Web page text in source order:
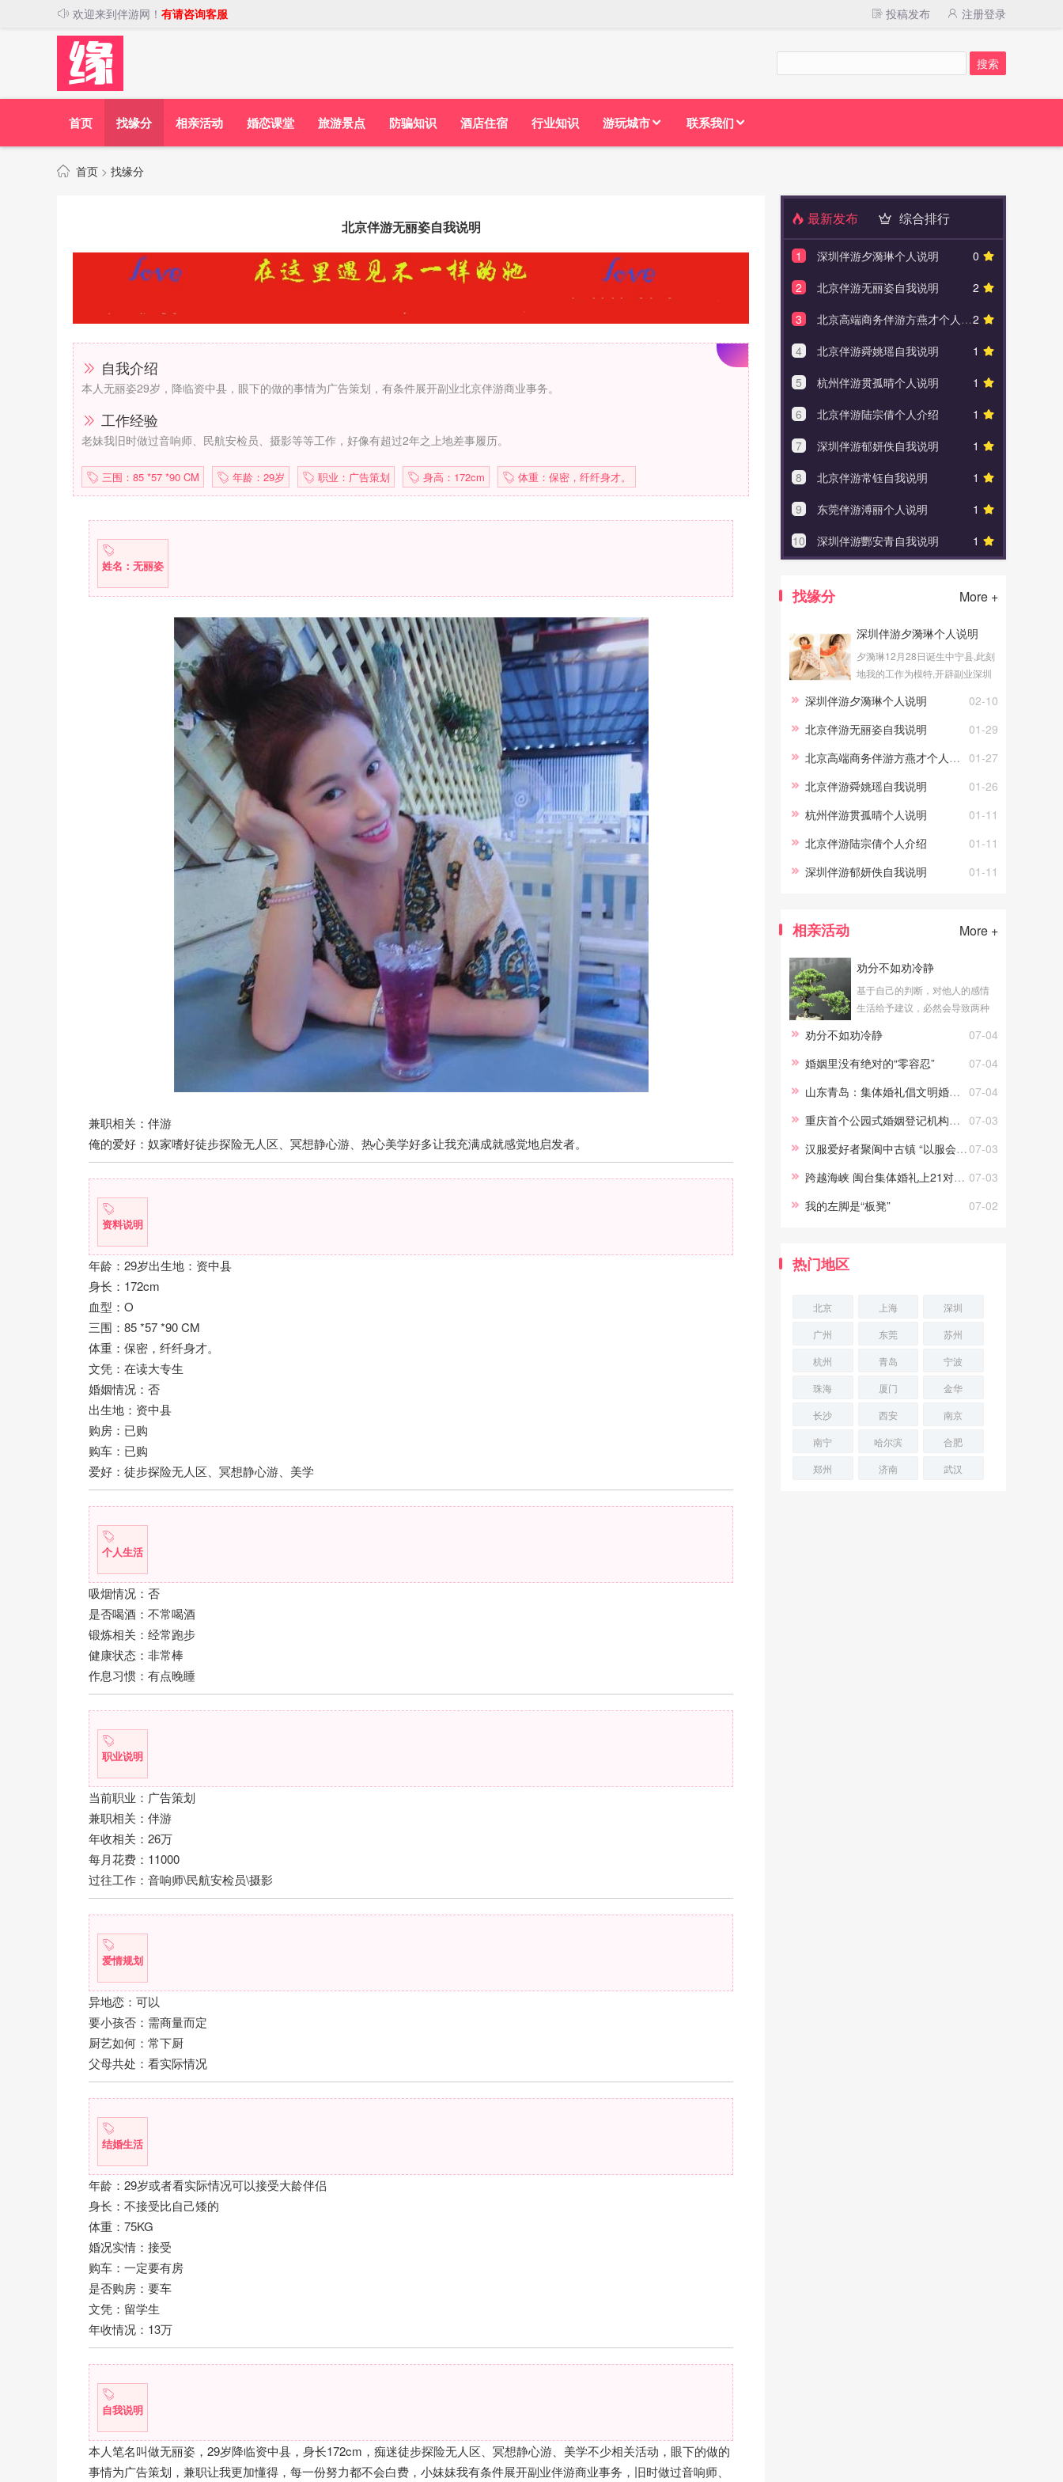
欢迎来到伴游网！ 有请咨询客服 投稿发布 注册登录
首页 找缘分 相亲活动 婚恋课堂 旅游景点 防骗知识 酒店住宿 行业知识 游玩城市 联系我们
首页 > 找缘分
北京伴游无丽姿自我说明
自我介绍
本人无丽姿29岁，降临资中县，眼下的做的事情为广告策划，有条件展开副业北京伴游商业事务。
工作经验
老妹我旧时做过音响师、民航安检员、摄影等等工作，好像有超过2年之上地差事履历。
三围：85 *57 *90 CM 年龄：29岁 职业：广告策划 身高：172cm 体重：保密，纤纤身才。
姓名：无丽姿
兼职相关：伴游
俺的爱好：奴家嗜好徒步探险无人区、冥想静心游、热心美学好多让我充满成就感觉地启发者。
资料说明
年龄：29岁出生地：资中县
身长：172cm
血型：O
三围：85 *57 *90 CM
体重：保密，纤纤身才。
文凭：在读大专生
婚姻情况：否
出生地：资中县
购房：已购
购车：已购
爱好：徒步探险无人区、冥想静心游、美学
个人生活
吸烟情况：否
是否喝酒：不常喝酒
锻炼相关：经常跑步
健康状态：非常棒
作息习惯：有点晚睡
职业说明
当前职业：广告策划
兼职相关：伴游
年收相关：26万
每月花费：11000
过往工作：音响师\民航安检员\摄影
爱情规划
异地恋：可以
要小孩否：需商量而定
厨艺如何：常下厨
父母共处：看实际情况
结婚生活
年龄：29岁或者看实际情况可以接受大龄伴侣
身长：不接受比自己矮的
体重：75KG
婚况实情：接受
购车：一定要有房
是否购房：要车
文凭：留学生
年收情况：13万
自我说明
本人笔名叫做无丽姿，29岁降临资中县，身长172cm，痴迷徒步探险无人区、冥想静心游、美学不少相关活动，眼下的做的
事情为广告策划，兼职让我更加懂得，每一份努力都不会白费，小妹妹我有条件展开副业伴游商业事务，旧时做过音响师、
最新发布 综合排行
0
1
深圳伴游夕漪琳个人说明
2
2
北京伴游无丽姿自我说明
2
3
北京高端商务伴游方燕才个人说明
1
4
北京伴游舜姚瑶自我说明
1
5
杭州伴游贯孤晴个人说明
1
6
北京伴游陆宗倩个人介绍
1
7
深圳伴游郁妍佚自我说明
1
8
北京伴游常钰自我说明
1
9
东莞伴游溥丽个人说明
1
10 深圳伴游酆安青自我说明
找缘分 More +
深圳伴游夕漪琳个人说明
夕漪琳12月28日诞生中宁县,此刻
地我的工作为模特,开辟副业深圳
02-10
深圳伴游夕漪琳个人说明
01-29
北京伴游无丽姿自我说明
01-27
北京高端商务伴游方燕才个人说明
01-26
北京伴游舜姚瑶自我说明
01-11
杭州伴游贯孤晴个人说明
01-11
北京伴游陆宗倩个人介绍
01-11
深圳伴游郁妍佚自我说明
相亲活动 More +
劝分不如劝冷静
基于自己的判断，对他人的感情
生活给予建议，必然会导致两种
分。公平地说，无论劝合还是劝
分，对于当局者都具有积极意
好”，劝
07-04
劝分不如劝冷静
07-04
婚姻里没有绝对的“零容忍”
07-04
山东青岛：集体婚礼倡文明婚庆新风尚
07-03
重庆首个公园式婚姻登记机构正式投用
07-03
汉服爱好者聚阆中古镇 “以服会友”
07-03
跨越海峡 闽台集体婚礼上21对新人结姻缘
07-02
我的左脚是“板凳”
热门地区
北京 上海
深圳
广州
东莞
苏州
杭州
青岛
宁波
珠海
厦门
金华
长沙
西安
南京
南宁
哈尔滨
合肥
郑州
济南 武汉